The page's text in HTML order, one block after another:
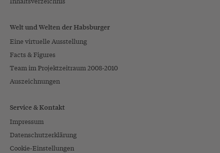
Welt und Welten der Habsburger
Eine virtuelle Ausstellung
Facts & Figures
Team im Projektzeitraum 2008-2010
Auszeichnungen
Service & Kontakt
Impressum
Datenschutzerklärung
Cookie-Einstellungen